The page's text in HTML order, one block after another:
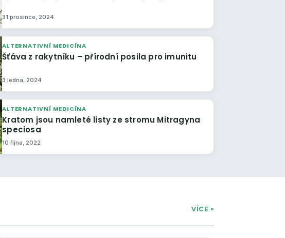
31 prosince, 2024
ALTERNATIVNÍ MEDICÍNA
Šťáva z rakytníku – přírodní posila pro imunitu
3 ledna, 2024
ALTERNATIVNÍ MEDICÍNA
Kratom jsou namleté listy ze stromu Mitragyna
speciosa
10 října, 2022
VÍCE »